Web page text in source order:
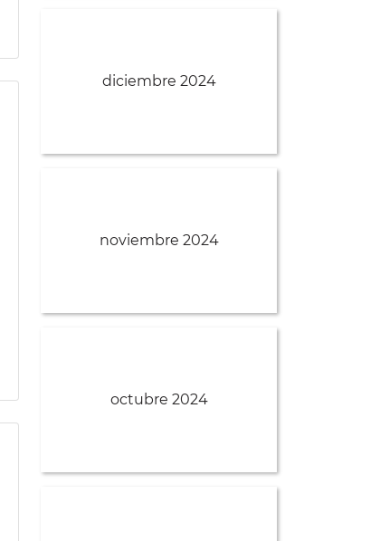
diciembre 2024
noviembre 2024
octubre 2024